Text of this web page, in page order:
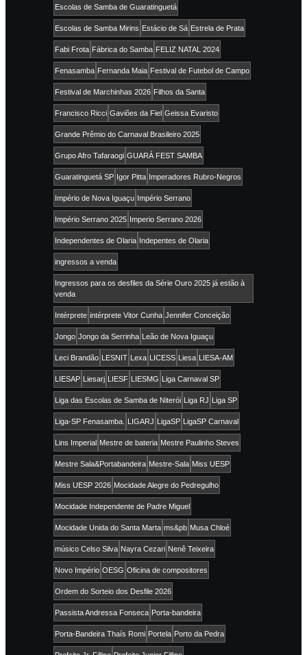
Escolas de Samba de Guaratinguetá
Escolas de Samba Mirins Estácio de Sá Estrela de Prata
Fabi Frota Fábrica do Samba FELIZ NATAL 2024
Fenasamba Fernanda Maia Festival de Futebol de Campo
Festival de Marchinhas 2026 Filhos da Santa
Francisco Ricci Gaviões da Fiel Geissa Evaristo
Grande Prêmio do Carnaval Brasileiro 2025
Grupo Afro Tafaraogi GUARÁ FEST SAMBA
Guaratinguetá SP Igor Pitta Imperadores Rubro-Negros
Império de Nova Iguaçu Império Serrano
Império Serrano 2025 Imperio Serrano 2026
Independentes de Olaria Indepentes de Olaria
ingressos a venda
Ingressos para os desfiles da Série Ouro 2025 já estão à
venda
Intérprete intérprete Vitor Cunha Jennifer Conceição
Jongo Jongo da Serrinha Leão de Nova Iguaçu
Leci Brandão LESNIT Lexa LICESS Liesa LIESA-AM
LIESAP Liesarj LIESF LIESMG Liga Carnaval SP
Liga das Escolas de Samba de Niterói Liga RJ Liga SP
Liga-SP Fenasamba. LIGARJ LigaSP LigaSP Carnaval
Lins Imperial Mestre de bateria Mestre Paulinho Steves
Mestre Sala&Portabandeira Mestre-Sala Miss UESP
Miss UESP 2026 Mocidade Alegre do Pedregulho
Mocidade Independente de Padre Miguel
Mocidade Unida do Santa Marta ms&pb Musa Chloé
músico Celso Silva Nayra Cezari Nenê Teixeira
Novo Império OESG Oficina de compositores
Ordem do Sorteio dos Desfile 2026
Passista Andressa Fonseca Porta-bandeira
Porta-Bandeira Thaís Romi Portela Porto da Pedra